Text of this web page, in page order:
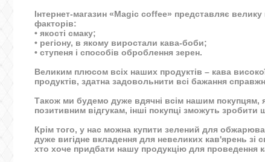
Інтернет-магазин «Magic coffee» представляє велику
факторів:
• якості смаку;
• регіону, в якому виростали кава-боби;
• ступеня і способів оброблення зерен.
Великим плюсом всіх наших продуктів – кава
продуктів, здатна задовольнити всі бажання
Також ми будемо дуже вдячні всім нашим покупцям,
позитивним відгукам, інші покупці зможуть зробити
Крім того, у нас можна купити зелений для
дуже вигідне вкладення для невеликих кав'ярень зі
хто хоче придбати нашу продукцію для проведення